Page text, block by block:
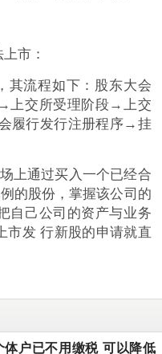
市：
其流程如下：股东大会
上交所受理阶段→上交
履行发行注册程序→挂
上通过买入一个已经合
的股份，掌握该公司的
自己公司的资产与业务
市发 行新股的申请就直
体户已不用缴税 可以降低